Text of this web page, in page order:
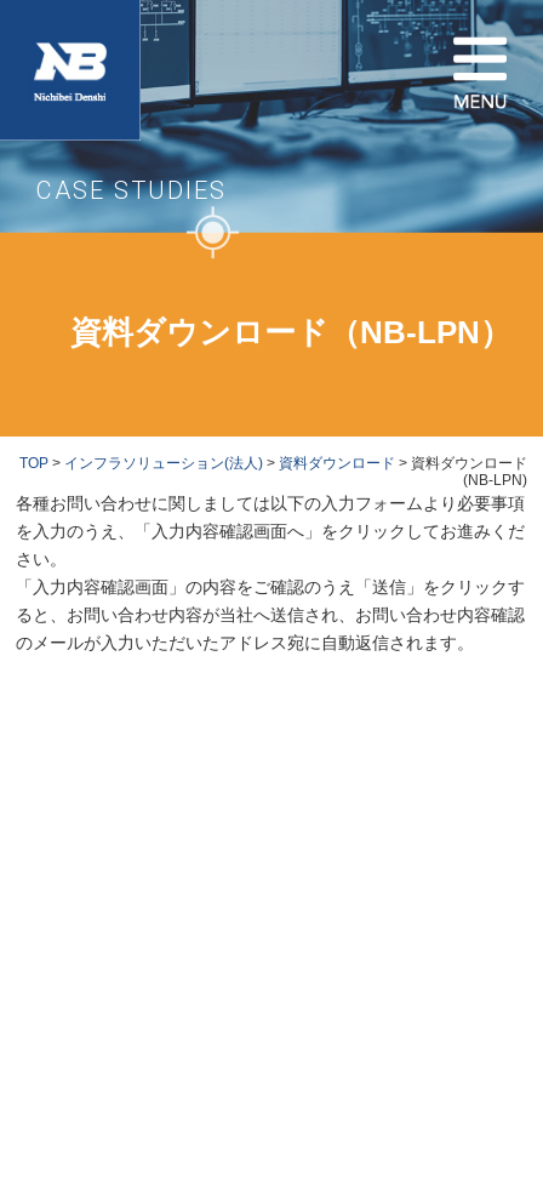
TOP> インフラソリューション(法人)> 資料ダウンロード > 資料ダウンロード
(NB-LPN)
資料ダウンロード（NB-LPN）
CASE STUDIES
各種お問い合わせに関しましては以下の入力フォームより必要事項
を入力のうえ、「入力内容確認画面へ」をクリックしてお進みくだ
さい。
「入力内容確認画面」の内容をご確認のうえ「送信」をクリックす
ると、お問い合わせ内容が当社へ送信され、お問い合わせ内容確認
のメールが入力いただいたアドレス宛に自動返信されます。